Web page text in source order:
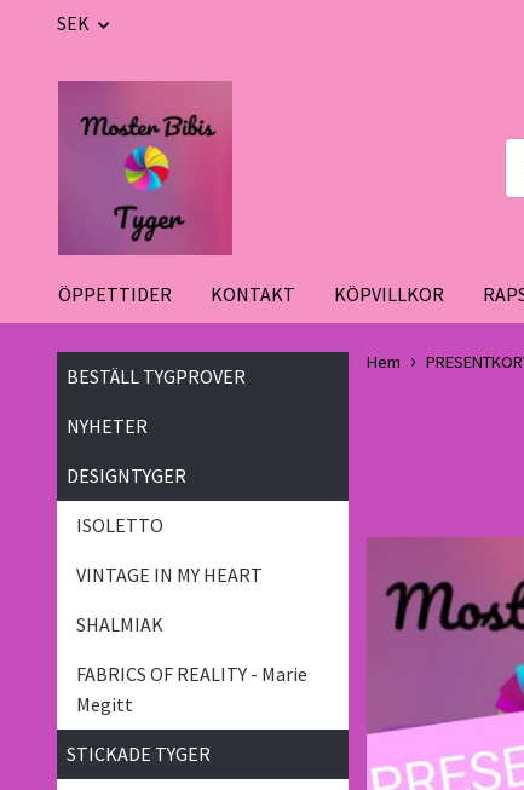
SEK
ÖPPETTIDER KONTAKT KÖPVILLKOR
BESTÄLL TYGPROVER
NYHETER
DESIGNTYGER
ISOLETTO
VINTAGE IN MY HEART
SHALMIAK
FABRICS OF REALITY - Marie
Megitt
STICKADE TYGER
Hem